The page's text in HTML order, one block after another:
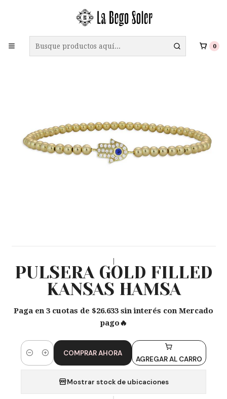
0
ENVÍO GRATIS A TODO CHILE EN COMPRAS SOBRE $69.990
|
PULSERA GOLD FILLED
KANSAS HAMSA
Paga en 3 cuotas de $26.633 sin interés con Mercado
pago🔥
Cantidad AGREGAR AL CARRO
COMPRAR AHORA
Mostrar stock de ubicaciones